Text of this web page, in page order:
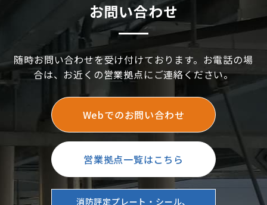
お問い合わせ
随時お問い合わせを受け付けております。お電話の場
合は、お近くの営業拠点にご連絡ください。
Webでのお問い合わせ
営業拠点一覧はこちら
消防評定プレート・シール、